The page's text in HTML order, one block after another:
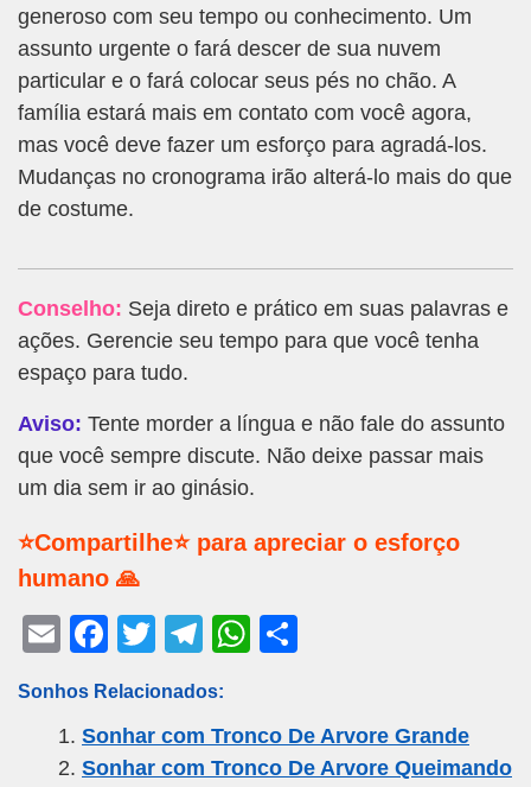
generoso com seu tempo ou conhecimento. Um
assunto urgente o fará descer de sua nuvem
particular e o fará colocar seus pés no chão. A
família estará mais em contato com você agora,
mas você deve fazer um esforço para agradá-los.
Mudanças no cronograma irão alterá-lo mais do que
de costume.
Conselho: Seja direto e prático em suas palavras e
ações. Gerencie seu tempo para que você tenha
espaço para tudo.
Aviso: Tente morder a língua e não fale do assunto
que você sempre discute. Não deixe passar mais
um dia sem ir ao ginásio.
⭐Compartilhe⭐ para apreciar o esforço
humano 🙏
E
ail
F
c
e
T
tt
er
T
e
gr
W
s
e
Sonhos Relacionados:
Sonhar com Tronco De Arvore Grande
Sonhar com Tronco De Arvore Queimando